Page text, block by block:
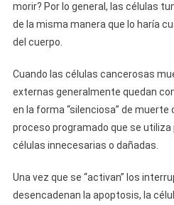
morir? Por lo general, las células
de la misma manera que lo haría
del cuerpo.
Cuando las células cancerosas
externas generalmente quedan
en la forma “silenciosa” de
proceso programado que se utiliza
células innecesarias o dañadas.
Una vez que se “activan” los
desencadenan la apoptosis, la